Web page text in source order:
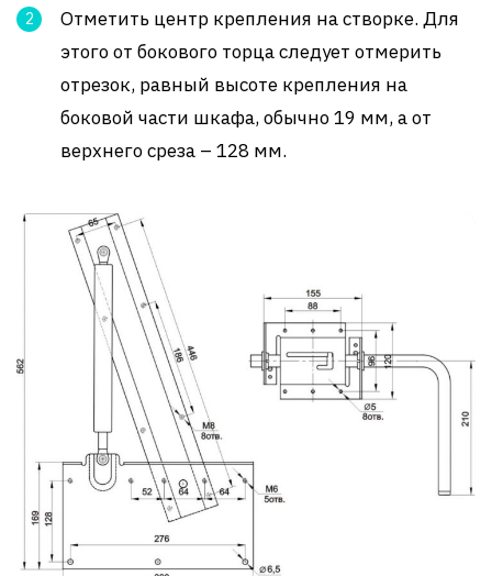
Отметить центр крепления на створке. Для
этого от бокового торца следует отмерить
отрезок, равный высоте крепления на
боковой части шкафа, обычно 19 мм, а от
верхнего среза – 128 мм.